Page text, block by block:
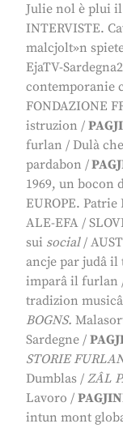
Julie nol è plui
INTERVISTE.
malcjolt»n
EjaTV-Sardegna2
contemporanie
FONDAZIONE
istruzion /
furlan / Dulà
pardabon /
1969, un bocon
EUROPE. Patrie
ALE-EFA /
sui social/
ancje par judâ
imparâ il furlan
tradizion
BOGNS.
Sardegne /
STORIE
Dumblas / ZÂL
Lavoro /
intun mont